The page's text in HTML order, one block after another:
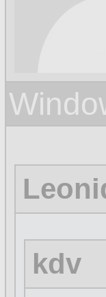
kdv